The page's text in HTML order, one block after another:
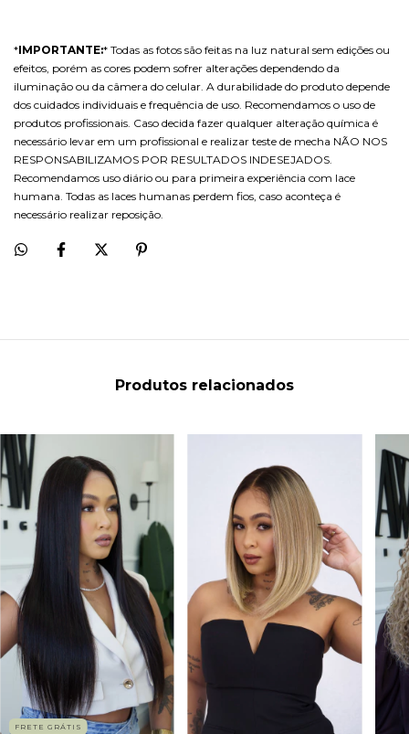
*IMPORTANTE:* Todas as fotos são feitas na luz natural sem edições ou
efeitos, porém as cores podem sofrer alterações dependendo da
iluminação ou da câmera do celular. A durabilidade do produto depende
dos cuidados individuais e frequência de uso. Recomendamos o uso de
produtos profissionais. Caso decida fazer qualquer alteração química é
necessário levar em um profissional e realizar teste de mecha NÃO NOS
RESPONSABILIZAMOS POR RESULTADOS INDESEJADOS.
Recomendamos uso diário ou para primeira experiência com lace
humana. Todas as laces humanas perdem fios, caso aconteça é
necessário realizar reposição.
Produtos relacionados
FRETE GRÁTIS